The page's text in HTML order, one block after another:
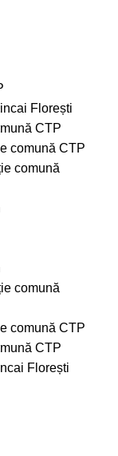
Florești
CTP
comună CTP
comună
comună
comună CTP
CTP
Florești